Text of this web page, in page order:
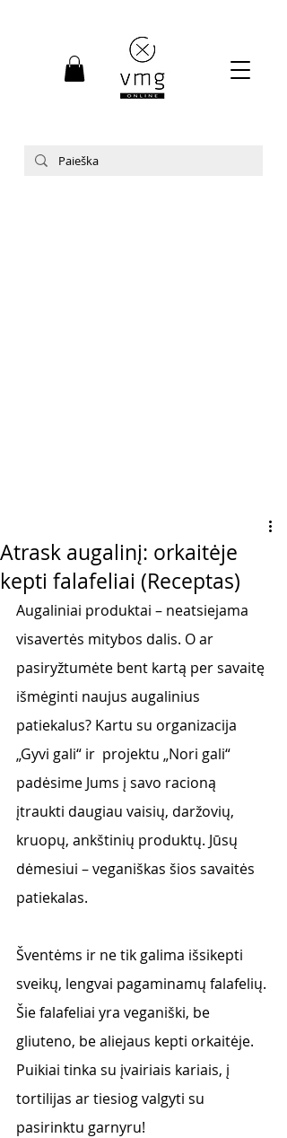
Atrask augalinį: orkaitėje
kepti falafeliai (Receptas)
Augaliniai produktai – neatsiejama
visavertės mitybos dalis. O ar
pasiryžtumėte bent kartą per savaitę
išmėginti naujus augalinius
patiekalus? Kartu su organizacija
„Gyvi gali“ ir  projektu „Nori gali“
padėsime Jums į savo racioną
įtraukti daugiau vaisių, daržovių,
kruopų, ankštinių produktų. Jūsų
dėmesiui – veganiškas šios savaitės
patiekalas.
Šventėms ir ne tik galima išsikepti
sveikų, lengvai pagaminamų falafelių.
Šie falafeliai yra veganiški, be
gliuteno, be aliejaus kepti orkaitėje.
Puikiai tinka su įvairiais kariais, į
tortilijas ar tiesiog valgyti su
pasirinktu garnyru!